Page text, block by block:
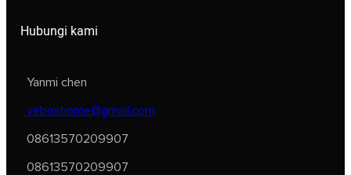
Hubungi kami
Yanmi chen
veboshome@gmail.com
08613570209907
08613570209907